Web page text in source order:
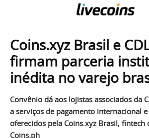
Coins.xyz Brasil e
firmam parceria
inédita no varejo
Convênio dá aos lojistas associados da
a serviços de pagamento internacional
oferecidos pela Coins.xyz Brasil, fintech
Coins.ph